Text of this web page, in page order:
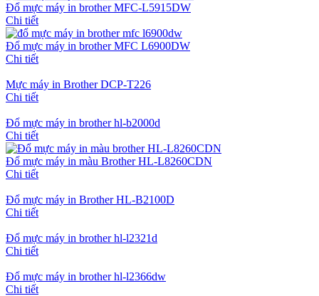
Đổ mực máy in brother MFC-L5915DW
Chi tiết
Đổ mực máy in brother MFC L6900DW
Chi tiết
Mực máy in Brother DCP-T226
Chi tiết
Đổ mực máy in brother hl-b2000d
Chi tiết
Đổ mực máy in màu Brother HL-L8260CDN
Chi tiết
Đổ mực máy in Brother HL-B2100D
Chi tiết
Đổ mực máy in brother hl-l2321d
Chi tiết
Đổ mực máy in brother hl-l2366dw
Chi tiết